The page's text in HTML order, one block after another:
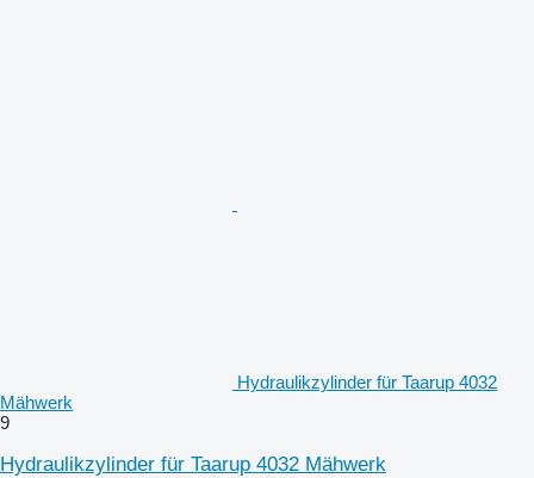
Hydraulikzylinder für Taarup 4032
Mähwerk
9
Hydraulikzylinder für Taarup 4032 Mähwerk